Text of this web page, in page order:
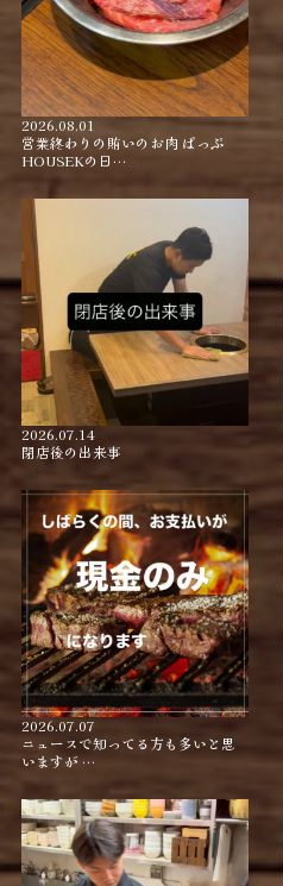
2026.08.01
営業終わりの賄いのお肉 ぱっぷ
HOUSEKの日…
2026.07.14
閉店後の出来事
2026.07.07
ニュースで知ってる方も多いと思
いますが …